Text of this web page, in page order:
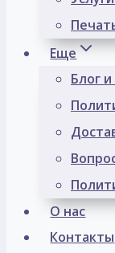
Еще
Блог
О нас
Контакты